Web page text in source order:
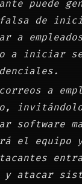
puede
de
a
a iniciar
a
software
el equipo
atacar